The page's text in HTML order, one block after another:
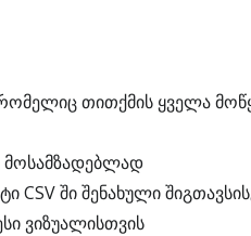
თითქმის ყველა
მოსამზადებლად
CSV ში შენახული
ვიზუალისთვის